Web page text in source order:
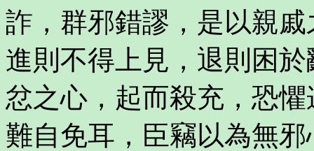
詐，群邪錯謬，是以親
進則不得上見，退則困
忿之心，起而殺充，恐
難自免耳，臣竊以為無